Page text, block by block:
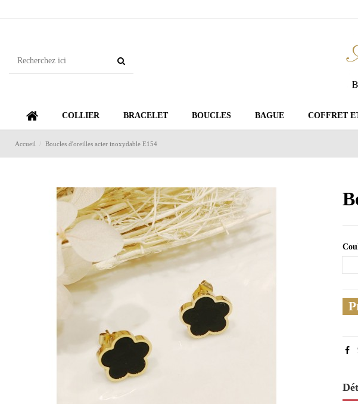
COLLIER BRACELET BOUCLES BAGUE COFFRET
Accueil Boucles d'oreilles acier inoxydable E154